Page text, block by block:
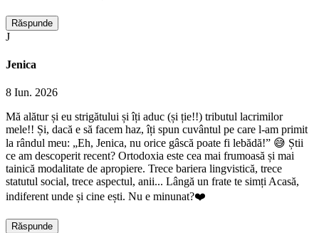
Răspunde
J
Jenica
8 Iun. 2026
Mă alătur și eu strigătului și îți aduc (și ție!!) tributul lacrimilor
mele!! Și, dacă e să facem haz, îți spun cuvântul pe care l-am primit
la rândul meu: „Eh, Jenica, nu orice gâscă poate fi lebădă!” 😅 Știi
ce am descoperit recent? Ortodoxia este cea mai frumoasă și mai
tainică modalitate de apropiere. Trece bariera lingvistică, trece
statutul social, trece aspectul, anii... Lângă un frate te simți Acasă,
indiferent unde și cine ești. Nu e minunat?❤️
Răspunde